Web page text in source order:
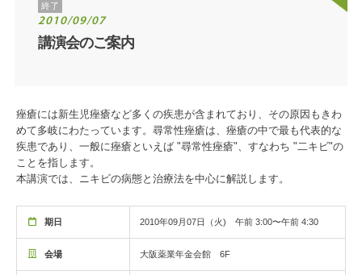
終了
2010/09/07
講演会のご案内
痤瘡には新生児痤瘡など多くの疾患が含まれており、その原因もきわ
めて多岐にわたっています。尋常性痤瘡は、痤瘡の中で最も代表的な
疾患であり、一般に痤瘡といえば "尋常性痤瘡"、すなわち "二キビ"の
ことを指します。
本講演では、ニキビの病態と治療法を中心に解説します。
期日 2010年09月07日（火) 午前 3:00〜午前 4:30
会場 大阪薬業年金会館 6F